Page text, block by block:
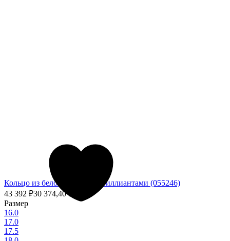
Кольцо из белого золота с бриллиантами (055246)
43 392 ₽30 374,40₽
Размер
16.0
17.0
17.5